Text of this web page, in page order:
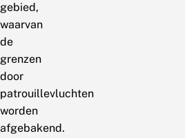
gebied,
waarvan
de
grenzen
door
patrouillevluchten
worden
afgebakend.